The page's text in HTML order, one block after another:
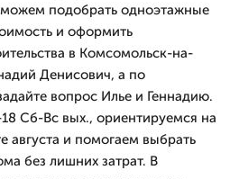
подобрать одноэтажные
и оформить
в Комсомольск-на-
Денисович, а по
вопрос Илье и Геннадию.
Сб-Вс вых., ориентируемся на
августа и помогаем выбрать
без лишних затрат. В